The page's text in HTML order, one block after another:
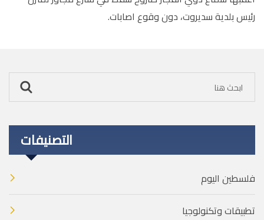
رئيس بلدية سديروت، دون وقوع اصابات.
التصنيفات
فلسطين اليوم
تطبيقات وتكنولوجيا